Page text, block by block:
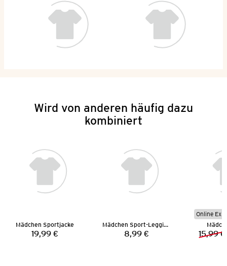
Wird von anderen häufig dazu
kombiniert
Mädchen Sportjacke
Preis:
19,99 €
Mädchen Sport-Leggings
Preis:
8,99 €
Online
15,99 €